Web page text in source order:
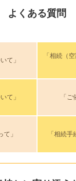
よくある質問
て」
「相続（
て」 「
て」 「相続手